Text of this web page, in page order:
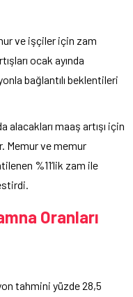
ve işçiler için zam
ocak ayında
bağlantılı beklentileri
alacakları maaş artışı için
Memur ve memur
%11’lik zam ile
Oranları
tahmini yüzde 28,5